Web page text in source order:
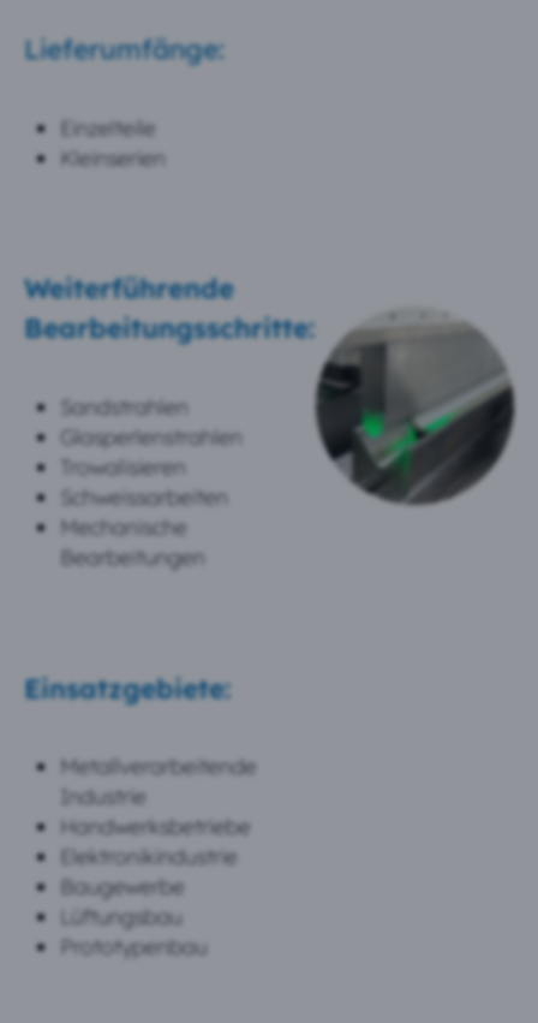
Lieferumfänge:
Einzelteile
Kleinserien
Weiterführende
Bearbeitungsschritte:
Sandstrahlen
Glasperlenstrahlen
Trowalisieren
Schweissarbeiten
Mechanische
Bearbeitungen
Einsatzgebiete:
Metallverarbeitende
Industrie
Handwerksbetriebe
Elektronikindustrie
Baugewerbe
Lüftungsbau
Prototypenbau